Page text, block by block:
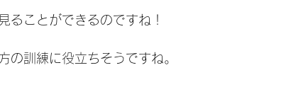
ることができるのですね！
の訓練に役立ちそうですね。